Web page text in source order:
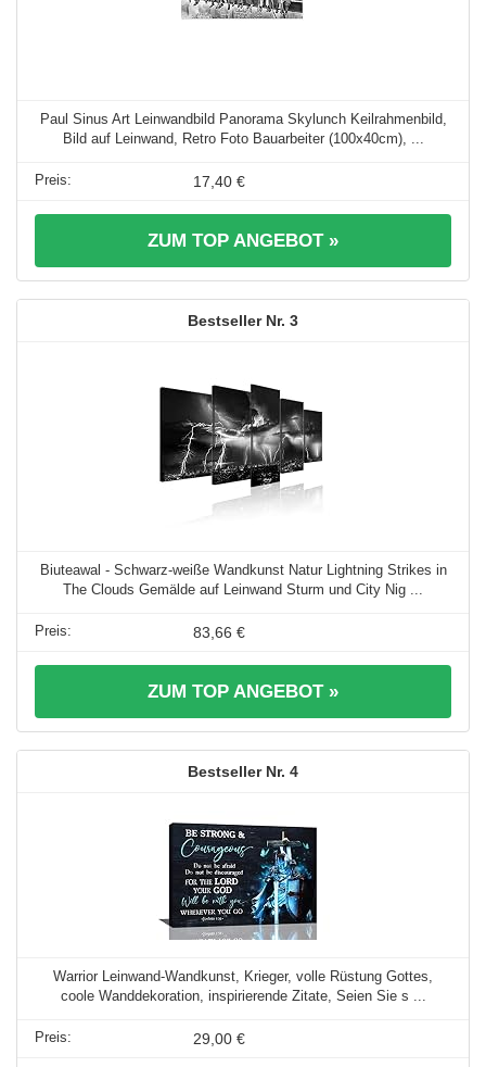
Paul Sinus Art Leinwandbild Panorama Skylunch Keilrahmenbild,
Bild auf Leinwand, Retro Foto Bauarbeiter (100x40cm), ...
17,40 €
ZUM TOP ANGEBOT »
3
Biuteawal - Schwarz-weiße Wandkunst Natur Lightning Strikes in
The Clouds Gemälde auf Leinwand Sturm und City Nig ...
83,66 €
ZUM TOP ANGEBOT »
4
Warrior Leinwand-Wandkunst, Krieger, volle Rüstung Gottes,
coole Wanddekoration, inspirierende Zitate, Seien Sie s ...
29,00 €